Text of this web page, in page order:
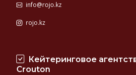
info@rojo.kz
rojo.kz
Кейтеринговое
Crouton